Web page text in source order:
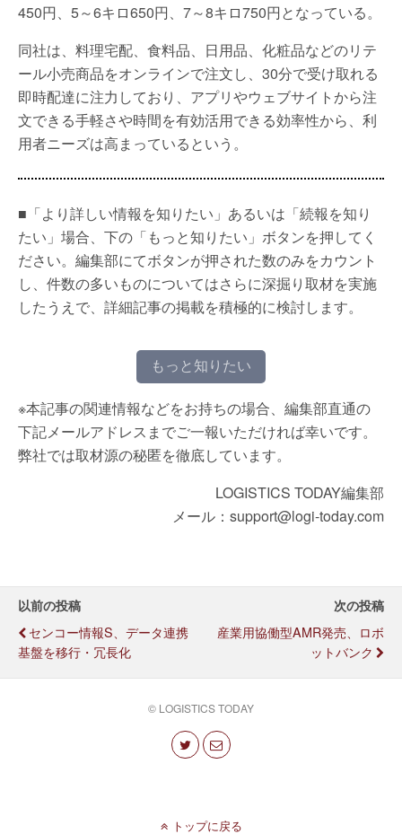
450円、5～6キロ650円、7～8キロ750円となっている。
同社は、料理宅配、食料品、日用品、化粧品などのリテ
ール小売商品をオンラインで注文し、30分で受け取れる
即時配達に注力しており、アプリやウェブサイトから注
文できる手軽さや時間を有効活用できる効率性から、利
用者ニーズは高まっているという。
■「より詳しい情報を知りたい」あるいは「続報を知り
たい」場合、下の「もっと知りたい」ボタンを押してく
ださい。編集部にてボタンが押された数のみをカウント
し、件数の多いものについてはさらに深掘り取材を実施
したうえで、詳細記事の掲載を積極的に検討します。
もっと知りたい
※本記事の関連情報などをお持ちの場合、編集部直通の
下記メールアドレスまでご一報いただければ幸いです。
弊社では取材源の秘匿を徹底しています。
LOGISTICS TODAY編集部
メール：support@logi-today.com
以前の投稿
センコー情報S、データ連携
基盤を移行・冗長化
次の投稿
産業用協働型AMR発売、ロボ
ットバンク
© LOGISTICS TODAY
トップに戻る